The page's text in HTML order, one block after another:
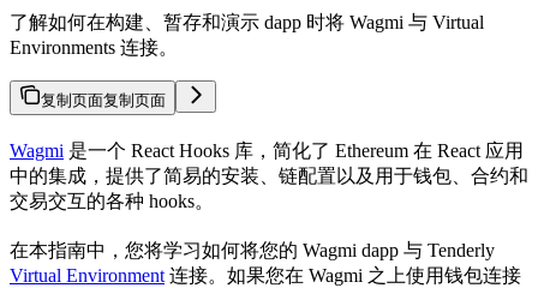
了解如何在构建、暂存和演示 dapp 时将 Wagmi 与 Virtual
Environments 连接。
复制页面复制页面
Wagmi 是一个 React Hooks 库，简化了 Ethereum 在 React 应用
中的集成，提供了简易的安装、链配置以及用于钱包、合约和
交易交互的各种 hooks。
在本指南中，您将学习如何将您的 Wagmi dapp 与 Tenderly
Virtual Environment 连接。如果您在 Wagmi 之上使用钱包连接